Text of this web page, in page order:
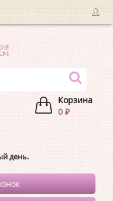
Корзина
0 ₽
день.